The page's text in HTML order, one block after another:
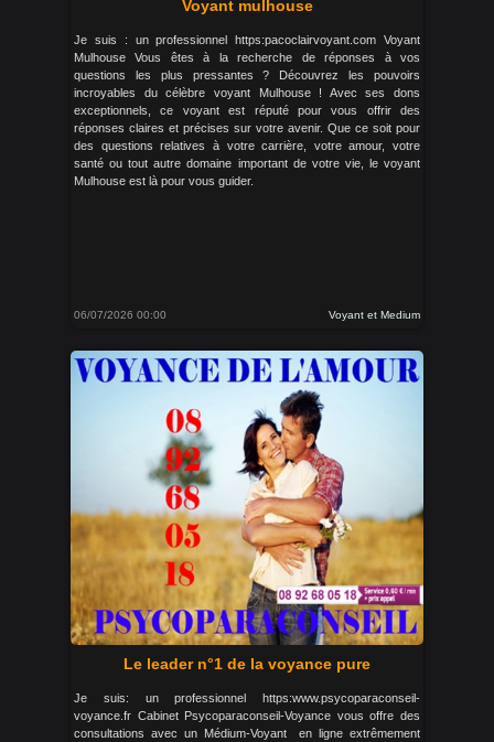
Voyant mulhouse
Je suis : un professionnel https:pacoclairvoyant.com Voyant
Mulhouse Vous êtes à la recherche de réponses à vos
questions les plus pressantes ? Découvrez les pouvoirs
incroyables du célèbre voyant Mulhouse ! Avec ses dons
exceptionnels, ce voyant est réputé pour vous offrir des
réponses claires et précises sur votre avenir. Que ce soit pour
des questions relatives à votre carrière, votre amour, votre
santé ou tout autre domaine important de votre vie, le voyant
Mulhouse est là pour vous guider.
06/07/2026 00:00 Voyant et Medium
Le leader n°1 de la voyance pure
Je suis: un professionnel https:www.psycoparaconseil-
voyance.fr Cabinet Psycoparaconseil-Voyance vous offre des
consultations avec un Médium-Voyant en ligne extrêmement